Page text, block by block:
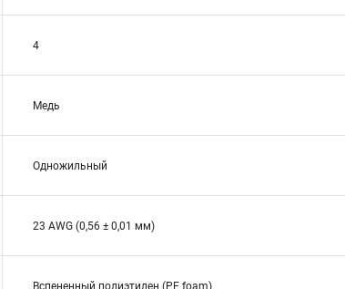
4
Медь
Одножильный
23 AWG (0,56 ± 0,01 мм)
Вспененный полиэтилен (PE foam)